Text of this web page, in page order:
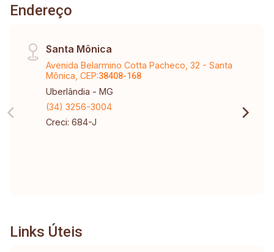
Endereço
Santa Mônica
Avenida Belarmino Cotta Pacheco, 32 - Santa
Mônica, CEP:38408-168
Uberlândia - MG
(34) 3256-3004
Creci: 684-J
Links Úteis